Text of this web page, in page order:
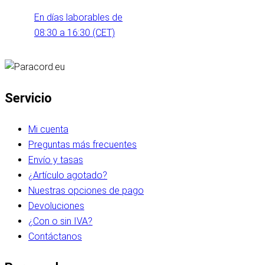
En días laborables de
08:30 a 16:30 (CET)
Servicio
Mi cuenta
Preguntas más frecuentes
Envío y tasas
¿Artículo agotado?
Nuestras opciones de pago
Devoluciones
¿Con o sin IVA?
Contáctanos